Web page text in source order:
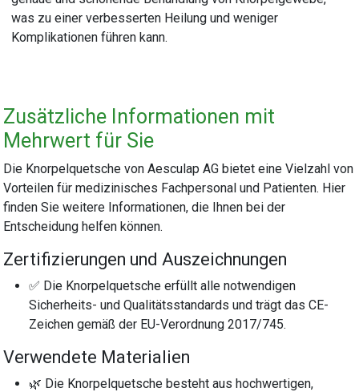
was zu einer verbesserten Heilung und weniger
Komplikationen führen kann.
Zusätzliche Informationen mit
Mehrwert für Sie
Die Knorpelquetsche von Aesculap AG bietet eine Vielzahl von
Vorteilen für medizinisches Fachpersonal und Patienten. Hier
finden Sie weitere Informationen, die Ihnen bei der
Entscheidung helfen können.
Zertifizierungen und Auszeichnungen
✅ Die Knorpelquetsche erfüllt alle notwendigen
Sicherheits- und Qualitätsstandards und trägt das CE-
Zeichen gemäß der EU-Verordnung 2017/745.
Verwendete Materialien
🌿 Die Knorpelquetsche besteht aus hochwertigen,